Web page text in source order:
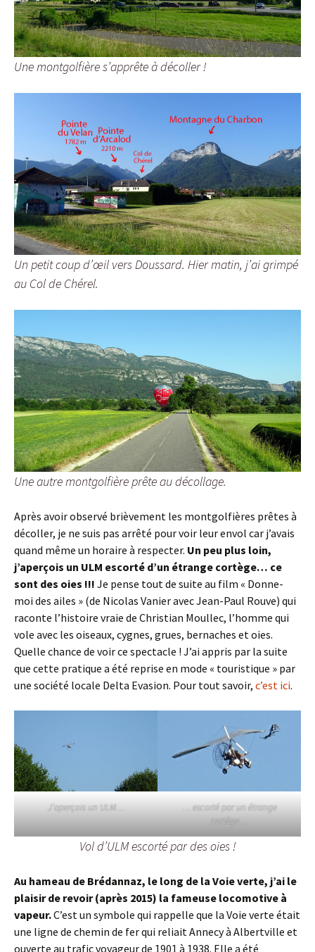
Une montgolfière s’apprête à décoller !
Un petit coup d’œil vers Doussard. Hier matin, j’ai grimpé
au Col de Chérel.
Une autre montgolfière prête au décollage.
Après avoir observé brièvement les montgolfières prêtes à
décoller, je ne suis pas arrêté pour voir leur envol car j’avais
quand même un horaire à respecter. Un peu plus loin,
j’aperçois un ULM escorté d’un étrange cortège… ce
sont des oies !!! Je pense tout de suite au film « Donne-
moi des ailes » (de Nicolas Vanier avec Jean-Paul Rouve) qui
raconte l’histoire vraie de Christian Moullec, l’homme qui
vole avec les oiseaux, cygnes, grues, bernaches et oies.
Quelle chance de voir ce spectacle ! J’ai appris par la suite
que cette pratique a été reprise en mode « touristique » par
une société locale Delta Evasion. Pour tout savoir, c’est ici.
J’aperçois un ULM…
… escorté par un étrange
cortège…
Vol d’ULM escorté par des oies !
Au hameau de Brédannaz, le long de la Voie verte, j’ai le
plaisir de revoir (après 2015) la fameuse locomotive à
vapeur.C’est un symbole qui rappelle que la Voie verte était
une ligne de chemin de fer qui reliait Annecy à Albertville et
ouverte au trafic voyageur de 1901 à 1938. Elle a été